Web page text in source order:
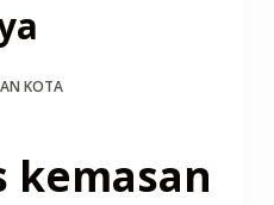
KOTA
kemasan